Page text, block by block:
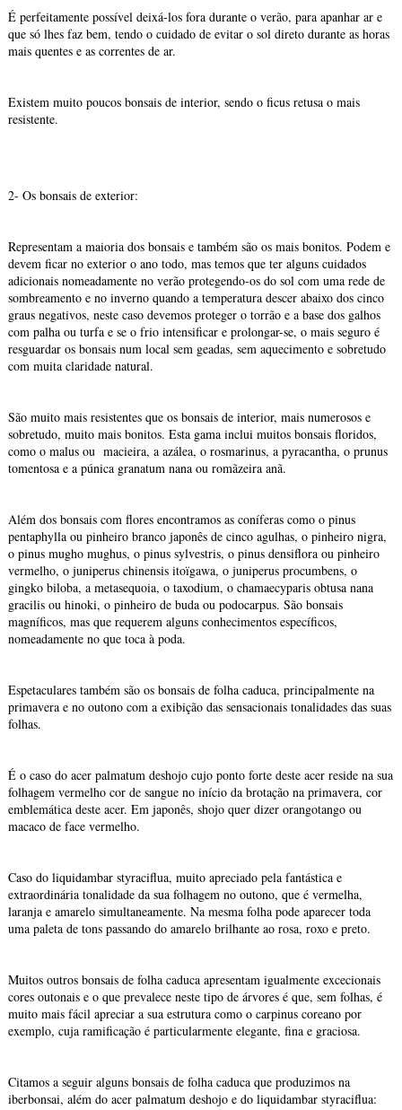
É perfeitamente possível deixá-los fora durante o verão, para apanhar ar e
que só lhes faz bem, tendo o cuidado de evitar o sol direto durante as horas
mais quentes e as correntes de ar.
Existem muito poucos bonsais de interior, sendo o ficus retusa o mais
resistente.
2- Os bonsais de exterior:
Representam a maioria dos bonsais e também são os mais bonitos. Podem e
devem ficar no exterior o ano todo, mas temos que ter alguns cuidados
adicionais nomeadamente no verão protegendo-os do sol com uma rede de
sombreamento e no inverno quando a temperatura descer abaixo dos cinco
graus negativos, neste caso devemos proteger o torrão e a base dos galhos
com palha ou turfa e se o frio intensificar e prolongar-se, o mais seguro é
resguardar os bonsais num local sem geadas, sem aquecimento e sobretudo
com muita claridade natural.
São muito mais resistentes que os bonsais de interior, mais numerosos e
sobretudo, muito mais bonitos. Esta gama inclui muitos bonsais floridos,
como o malus ou macieira, a azálea, o rosmarinus, a pyracantha, o prunus
tomentosa e a púnica granatum nana ou romãzeira anã.
Além dos bonsais com flores encontramos as coníferas como o pinus
pentaphylla ou pinheiro branco japonês de cinco agulhas, o pinheiro nigra,
o pinus mugho mughus, o pinus sylvestris, o pinus densiflora ou pinheiro
vermelho, o juniperus chinensis itoïgawa, o juniperus procumbens, o
gingko biloba, a metasequoia, o taxodium, o chamaecyparis obtusa nana
gracilis ou hinoki, o pinheiro de buda ou podocarpus. São bonsais
magníficos, mas que requerem alguns conhecimentos específicos,
nomeadamente no que toca à poda.
Espetaculares também são os bonsais de folha caduca, principalmente na
primavera e no outono com a exibição das sensacionais tonalidades das suas
folhas.
É o caso do acer palmatum deshojo cujo ponto forte deste acer reside na sua
folhagem vermelho cor de sangue no início da brotação na primavera, cor
emblemática deste acer. Em japonês, shojo quer dizer orangotango ou
macaco de face vermelho.
Caso do liquidambar styraciflua, muito apreciado pela fantástica e
extraordinária tonalidade da sua folhagem no outono, que é vermelha,
laranja e amarelo simultaneamente. Na mesma folha pode aparecer toda
uma paleta de tons passando do amarelo brilhante ao rosa, roxo e preto.
Muitos outros bonsais de folha caduca apresentam igualmente excecionais
cores outonais e o que prevalece neste tipo de árvores é que, sem folhas, é
muito mais fácil apreciar a sua estrutura como o carpinus coreano por
exemplo, cuja ramificação é particularmente elegante, fina e graciosa.
Citamos a seguir alguns bonsais de folha caduca que produzimos na
iberbonsai, além do acer palmatum deshojo e do liquidambar styraciflua: